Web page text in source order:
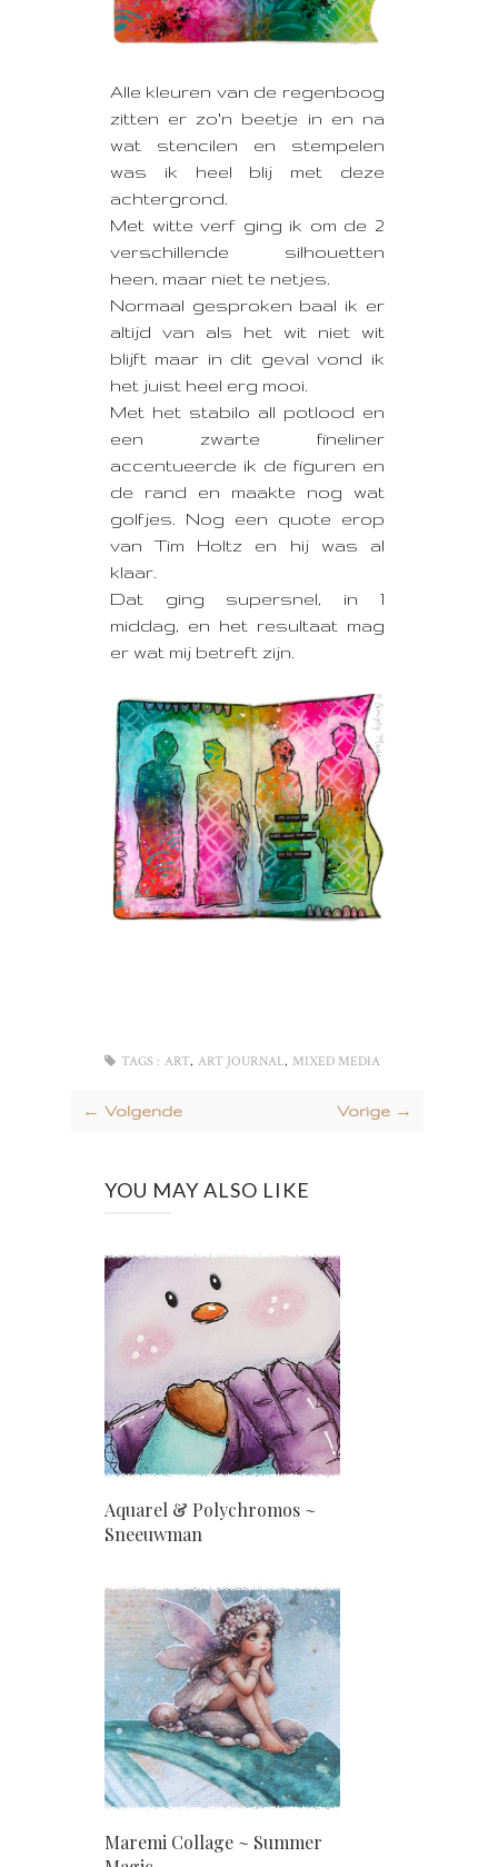
Alle kleuren van de regenboog
zitten er zo'n beetje in en na
wat stencilen en stempelen
was ik heel blij met deze
achtergrond.
Met witte verf ging ik om de 2
verschillende silhouetten
heen, maar niet te netjes.
Normaal gesproken baal ik er
altijd van als het wit niet wit
blijft maar in dit geval vond ik
het juist heel erg mooi.
Met het stabilo all potlood en
een zwarte fineliner
accentueerde ik de figuren en
de rand en maakte nog wat
golfjes. Nog een quote erop
van Tim Holtz en hij was al
klaar.
Dat ging supersnel, in 1
middag, en het resultaat mag
er wat mij betreft zijn.
TAGS : ART, ART JOURNAL, MIXED MEDIA
← Volgende Vorige →
YOU MAY ALSO LIKE
Aquarel & Polychromos ~
Sneeuwman
Maremi Collage ~ Summer